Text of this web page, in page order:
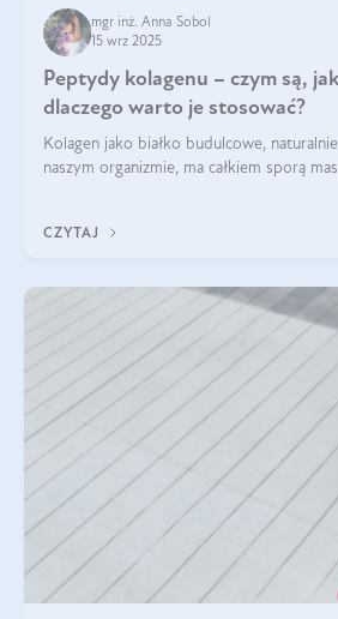
mgr inż. Anna Sobol
15 wrz 2025
Peptydy kolagenu – czym są,
dlaczego warto je stosować?
Kolagen jako białko budulcowe,
naszym organizmie, ma całkiem sporą
bardziej biodostępny
CZYTAJ